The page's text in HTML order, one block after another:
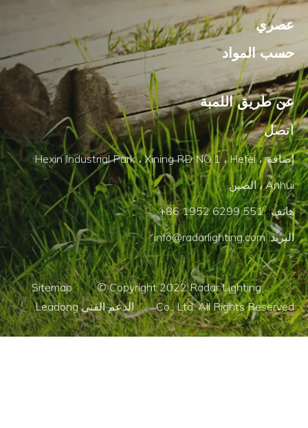
عصري
حسب المواد
عن طريق اللمبة
اتصل
إضافة: Hexin Industrial Park ، Xining RD NO.1 ، Hefei ،
Anhui ، الصين.
هاتف: 551 6299 1952 86+
البريد:info@radarlighting.com
Sitemap © Copyright 2022 Radar Lighting
Co., Ltd. All Rights Reserved الدعم الفني Leadong